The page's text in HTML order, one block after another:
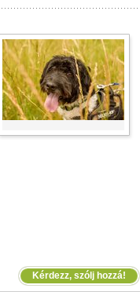
Kérdezz, szólj hozzá!